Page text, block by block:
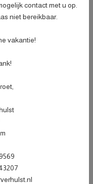
2024
2028
KM
contact met u op.
niet bereikbaar.
vakantie!